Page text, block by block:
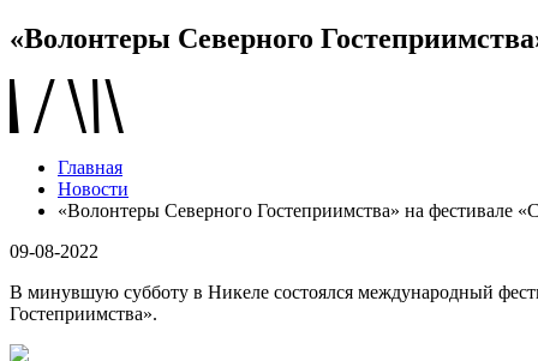
«Волонтеры Северного
Главная
Новости
«Волонтеры Северного Гостеприимства» на фестивале
09-08-2022
В минувшую субботу в Никеле состоялся международный
Гостеприимства».